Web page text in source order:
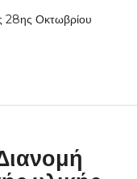
28ης Οκτωβρίου